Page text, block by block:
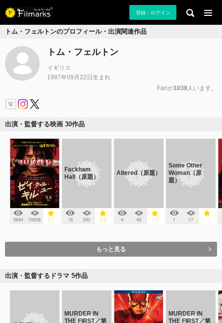
登録・ログイン
トム・フェルトンのプロフィール・出演関連作品
トム・フェルトン
イギリス
1987年09月22日生まれ
Fanが1039人います。
出演・監督する映画 30作品
5684 10658 3.7
Fackham
Hall（原題）
16 300 3.5
Altered（原題）
4 49 1.7
Some Other
Woman（原
題）
1 17 -
もっと見る
出演・監督するドラマ 5作品
MURDER IN
THE FIRST／第
MURDER IN
THE FIRST／第